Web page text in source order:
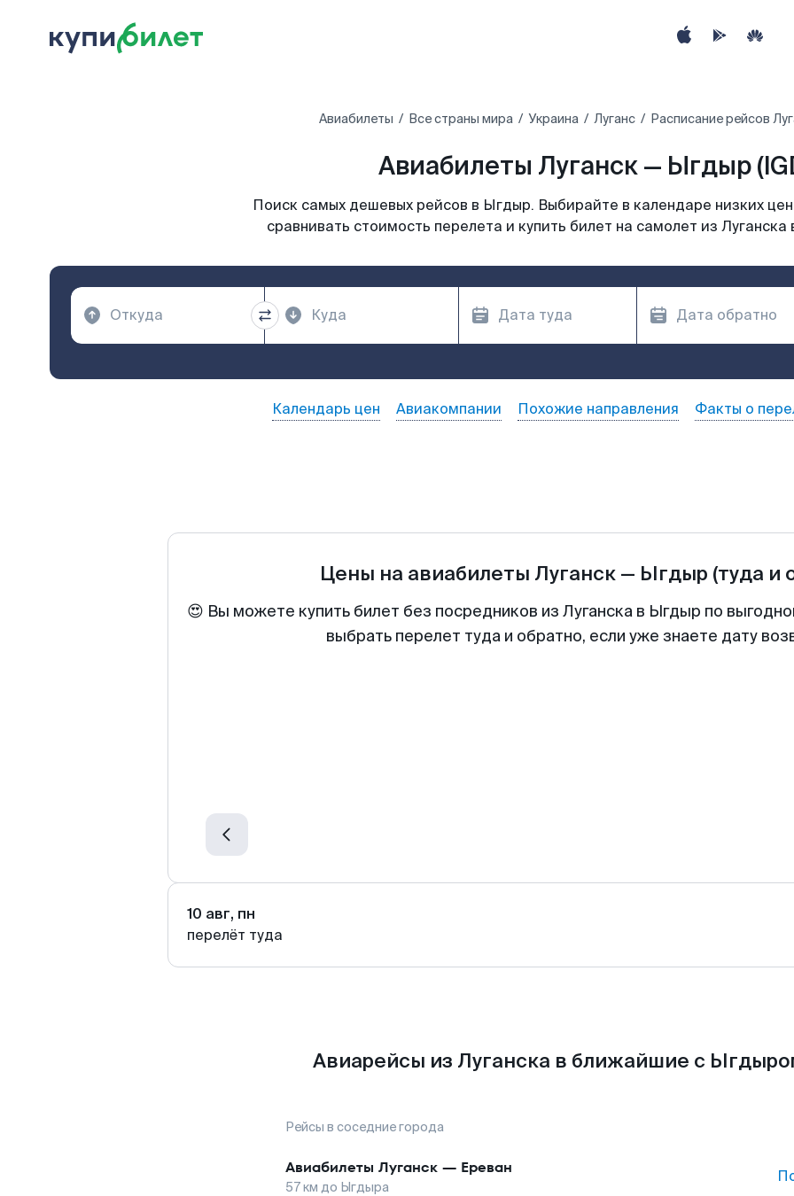
Авиабилеты Все страны мира Украина Луганс Расписание рейсов
Авиабилеты Луганск — Ыгдыр
Поиск самых дешевых рейсов в Ыгдыр. Выбирайте в календаре низких
сравнивать стоимость перелета и купить билет на самолет из
Календарь цен Авиакомпании Похожие направления Факты о
Цены на авиабилеты Луганск — Ыгдыр (туда и
😍 Вы можете купить билет без посредников из Луганска в Ыгдыр по
выбрать перелет туда и обратно, если уже знаете дату
10 авг, пн
перелёт туда
Авиарейсы из Луганска в ближайшие с
Рейсы в соседние города
Авиабилеты Луганск — Ереван
57км до Ыгдыра